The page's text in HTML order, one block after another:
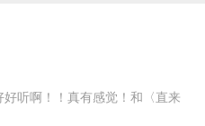
听啊！！真有感觉！和〈直来